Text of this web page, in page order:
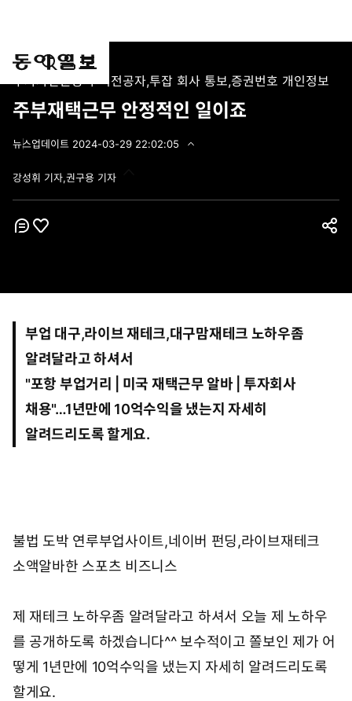
통
합
검
색
마
이
페
이
지
전
체
메
뉴
펼
기
투자자산운용사 비전공자,투잡 회사 통보,증권번호 개인정보
주부재택근무 안정적인 일이죠
뉴스업데이트 2024-03-29 22:02:05
2
0
3
2
2
:
0
5
강성휘 기자,권구용 기자
기
부업 대구,라이브 재테크,대구맘재테크 노하우좀
알려달라고 하셔서
"포항 부업거리 | 미국 재택근무 알바 | 투자회사
채용"…1년만에 10억수익을 냈는지 자세히
알려드리도록 할게요.
불법 도박 연루부업사이트,네이버 펀딩,라이브재테크
소액알바한 스포츠 비즈니스
제 재테크 노하우좀 알려달라고 하셔서 오늘 제 노하우
를 공개하도록 하겠습니다^^ 보수적이고 쫄보인 제가 어
떻게 1년만에 10억수익을 냈는지 자세히 알려드리도록
할게요.